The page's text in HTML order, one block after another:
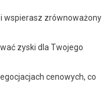
wspierasz zrównoważony
zyski dla Twojego
cenowych, co